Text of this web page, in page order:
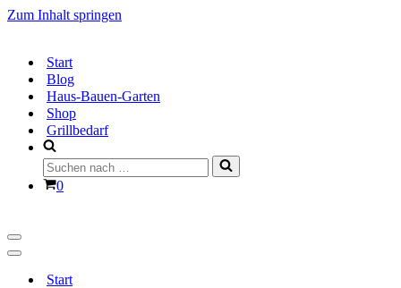
Zum Inhalt springen
Start
Blog
Haus-Bauen-Garten
Shop
Grillbedarf
Suchen
nach …
Warenkorb
0
Navigationsmenü
Navigationsmenü
Start